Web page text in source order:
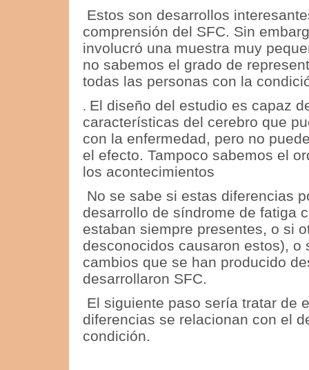
Estos son desarrollos
comprensión del SFC. Sin
involucró una muestra muy
no sabemos el grado de
todas las personas con la
. El diseño del estudio es capaz
características del cerebro que
con la enfermedad, pero no
el efecto. Tampoco sabemos el
los acontecimientos
No se sabe si estas diferencias
desarrollo de síndrome de fatiga
estaban siempre presentes, o si
desconocidos causaron estos), o
cambios que se han producido
desarrollaron SFC.
El siguiente paso sería tratar de
diferencias se relacionan con el
condición.